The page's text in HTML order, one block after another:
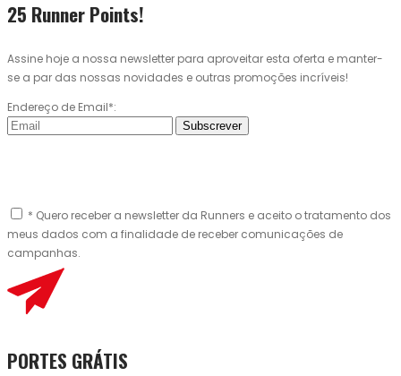
25 Runner Points!
Assine hoje a nossa newsletter para aproveitar esta oferta e manter-
se a par das nossas novidades e outras promoções incríveis!
Endereço de Email*:
Subscrever
* Quero receber a newsletter da Runners e aceito o tratamento dos
meus dados com a finalidade de receber comunicações de
campanhas.
PORTES GRÁTIS